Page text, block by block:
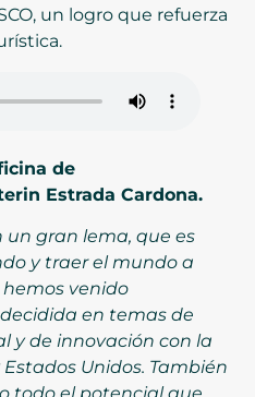
un logro que refuerza
de
Estrada Cardona.
gran lema, que es
y traer el mundo a
hemos venido
en temas de
y de innovación con la
Unidos. También